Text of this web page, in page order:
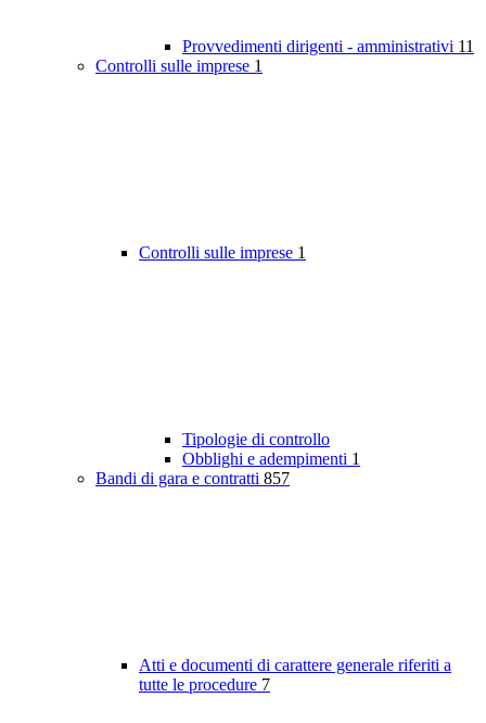
Provvedimenti dirigenti - amministrativi 11
Controlli sulle imprese 1
Controlli sulle imprese 1
Tipologie di controllo
Obblighi e adempimenti 1
Bandi di gara e contratti 857
Atti e documenti di carattere generale riferiti a
tutte le procedure 7